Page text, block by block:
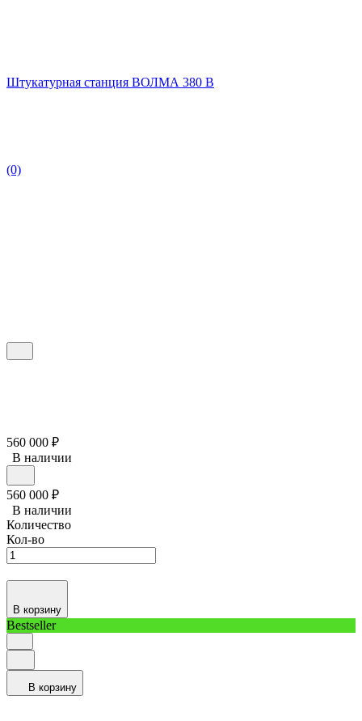
Штукатурная станция ВОЛМА 380 В
(0)
560 000 ₽
В наличии
560 000 ₽
В наличии
Количество
Кол-во
В корзину
Bestseller
В корзину